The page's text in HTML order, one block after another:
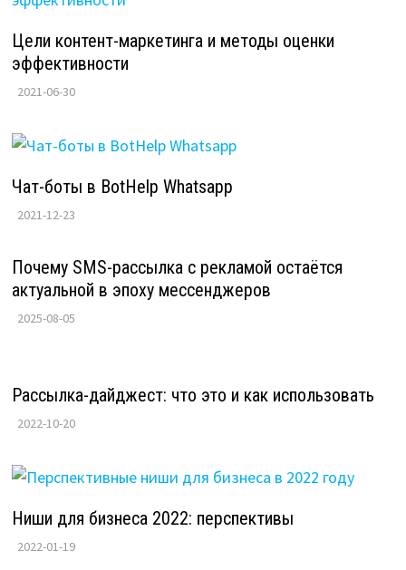
Цели контент-маркетинга и методы оценки
эффективности
2021-06-30
Чат-боты в BotHelp Whatsapp
2021-12-23
Почему SMS-рассылка с рекламой остаётся
актуальной в эпоху мессенджеров
2025-08-05
Рассылка-дайджест: что это и как использовать
2022-10-20
Ниши для бизнеса 2022: перспективы
2022-01-19